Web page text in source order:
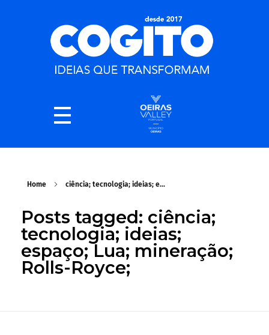
Home ciência; tecnologia; ideias; e...
Posts tagged: ciência;
tecnologia; ideias;
espaço; Lua; mineração;
Rolls-Royce;